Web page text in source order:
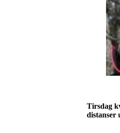
Tirsdag
distanser